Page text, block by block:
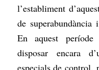
l’establiment
de
En aquest període
disposar encara
especials de control,